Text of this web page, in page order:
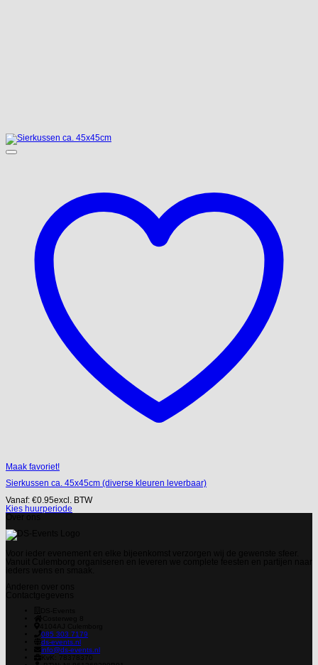
Maak favoriet!
Sierkussen ca. 45x45cm (diverse kleuren leverbaar)
Vanaf: €0.95excl. BTW
Kies huurperiode
085 303 7179
ds-events.nl
info@ds-events.nl